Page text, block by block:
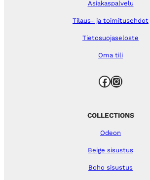
Asiakaspalvelu
Tilaus- ja toimitusehdot
Tietosuojaseloste
Oma tili
Facebook Instagram
COLLECTIONS
Odeon
Beige sisustus
Boho sisustus